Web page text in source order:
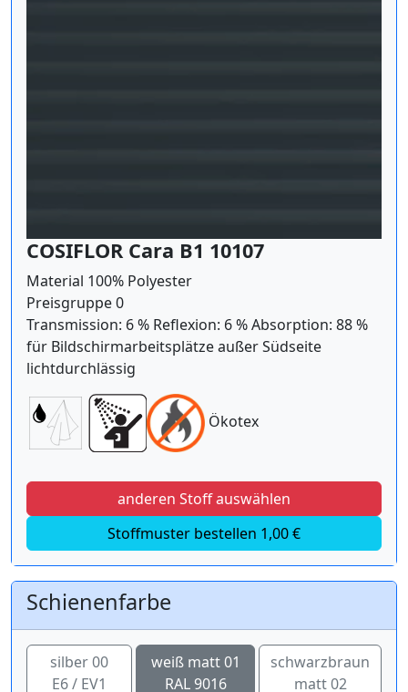
COSIFLOR Cara B1 10107
Material 100% Polyester
Preisgruppe 0
Transmission: 6 % Reflexion: 6 % Absorption: 88 %
für Bildschirmarbeitsplätze außer Südseite
lichtdurchlässig
Ökotex
anderen Stoff auswählen
Stoffmuster bestellen 1,00 €
Schienenfarbe
silber 00
E6 / EV1
weiß matt 01
RAL 9016
schwarzbraun
matt 02